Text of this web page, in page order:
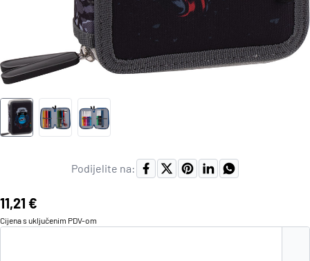
Podijelite na:
Cijena:
11,21 €
Cijena s uključenim PDV-om